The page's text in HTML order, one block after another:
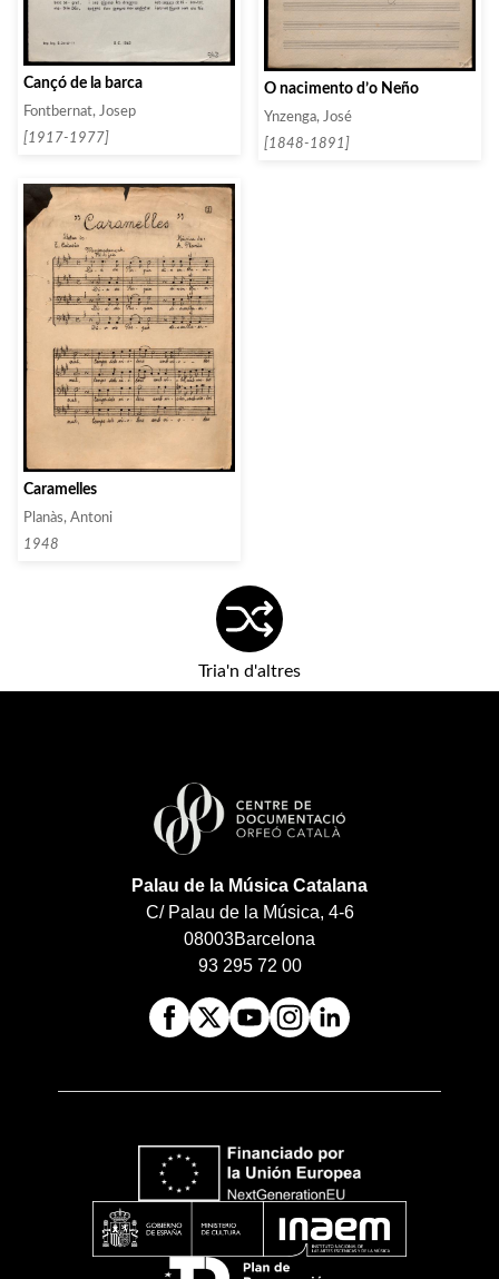
Cançó de la barca
Fontbernat, Josep
[1917-1977]
O nacimento d’o Neño
Ynzenga, José
[1848-1891]
Caramelles
Planàs, Antoni
1948
Tria'n d'altres
Palau de la Música Catalana
C/ Palau de la Música, 4-6
08003Barcelona
93 295 72 00